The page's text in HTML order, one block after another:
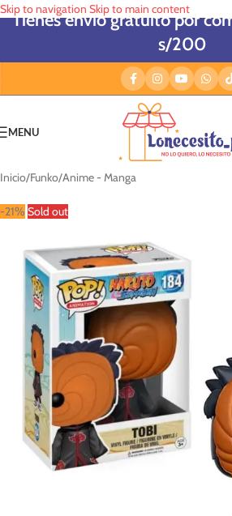
Skip to navigation Skip to main content
Tienes envío gratuito por
s/200
MENU
Inicio/Funko/Anime - Manga
-21% Sold out